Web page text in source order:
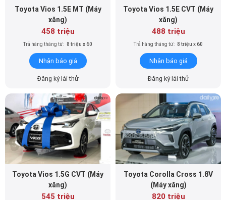
Toyota Vios 1.5E MT (Máy
xăng)
458 triệu
Trả hàng tháng từ: 8 triệu x 60
Nhận báo giá
Đăng ký lái thử
Toyota Vios 1.5E CVT (Máy
xăng)
488 triệu
Trả hàng tháng từ: 8 triệu x 60
Nhận báo giá
Đăng ký lái thử
Toyota Vios 1.5G CVT (Máy
xăng)
545 triệu
Toyota Corolla Cross 1.8V
(Máy xăng)
820 triệu